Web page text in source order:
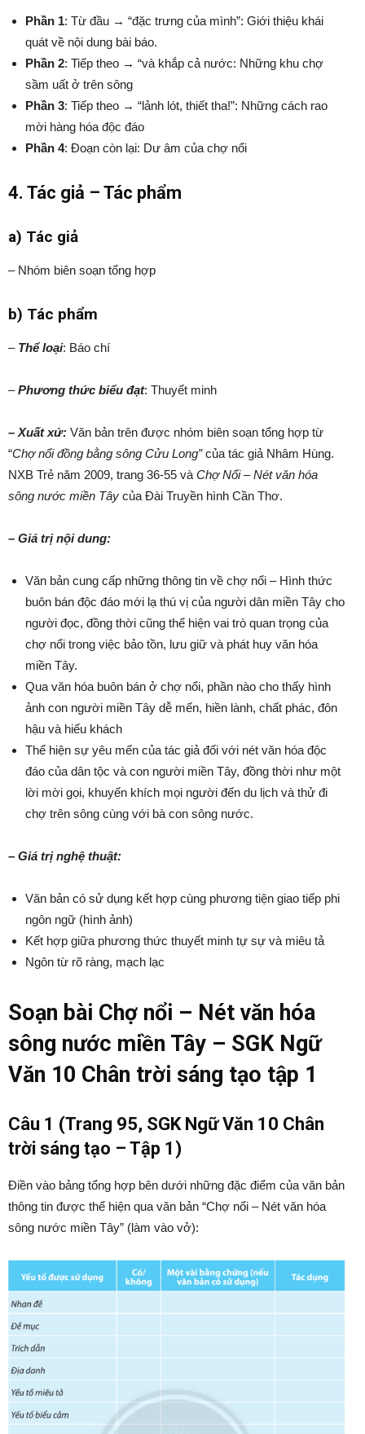
Phần 1: Từ đầu → “đặc trưng của mình”: Giới thiệu khái
quát về nội dung bài báo.
Phần 2: Tiếp theo → “và khắp cả nước: Những khu chợ
sầm uất ở trên sông
Phần 3: Tiếp theo → “lảnh lót, thiết tha!”: Những cách rao
mời hàng hóa độc đáo
Phần 4: Đoạn còn lại: Dư âm của chợ nổi
4. Tác giả – Tác phẩm
a) Tác giả
– Nhóm biên soạn tổng hợp
b) Tác phẩm
– Thể loại: Báo chí
–Phương thức biểu đạt: Thuyết minh
– Xuất xứ: Văn bản trên được nhóm biên soạn tổng hợp từ
“Chợ nổi đồng bằng sông Cửu Long”của tác giả Nhâm Hùng.
NXB Trẻ năm 2009, trang 36-55 và Chợ Nổi – Nét văn hóa
sông nước miền Tây của Đài Truyền hình Cần Thơ.
– Giá trị nội dung:
Văn bản cung cấp những thông tin về chợ nổi – Hình thức
buôn bán độc đáo mới lạ thú vị của người dân miền Tây cho
người đọc, đồng thời cũng thể hiện vai trò quan trọng của
chợ nổi trong việc bảo tồn, lưu giữ và phát huy văn hóa
miền Tây.
Qua văn hóa buôn bán ở chợ nổi, phần nào cho thấy hình
ảnh con người miền Tây dễ mến, hiền lành, chất phác, đôn
hậu và hiếu khách
Thể hiện sự yêu mến của tác giả đối với nét văn hóa độc
đáo của dân tộc và con người miền Tây, đồng thời như một
lời mời gọi, khuyến khích mọi người đến du lịch và thử đi
chợ trên sông cùng với bà con sông nước.
– Giá trị nghệ thuật:
Văn bản có sử dụng kết hợp cùng phương tiện giao tiếp phi
ngôn ngữ (hình ảnh)
Kết hợp giữa phương thức thuyết minh tự sự và miêu tả
Ngôn từ rõ ràng, mạch lạc
Soạn bài Chợ nổi – Nét văn hóa
sông nước miền Tây – SGK Ngữ
Văn 10 Chân trời sáng tạo tập 1
Câu 1 (Trang 95, SGK Ngữ Văn 10 Chân
trời sáng tạo – Tập 1)
Điền vào bảng tổng hợp bên dưới những đặc điểm của văn bản
thông tin được thể hiện qua văn bản “Chợ nổi – Nét văn hóa
sông nước miền Tây” (làm vào vở):